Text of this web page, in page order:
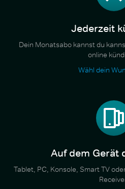
Jederzeit
Dein Monatsabo kannst du
online
Wähl dein
Auf dem Gerät
Tablet, PC, Konsole, Smart TV